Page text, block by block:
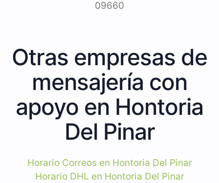
09660
Otras empresas de
mensajería con
apoyo en Hontoria
Del Pinar
Horario Correos en Hontoria Del Pinar
Horario DHL en Hontoria Del Pinar